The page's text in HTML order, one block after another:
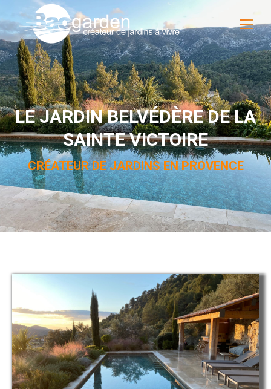
LE JARDIN BELVÉDÈRE DE LA
SAINTE VICTOIRE
CRÉATEUR DE JARDINS EN PROVENCE